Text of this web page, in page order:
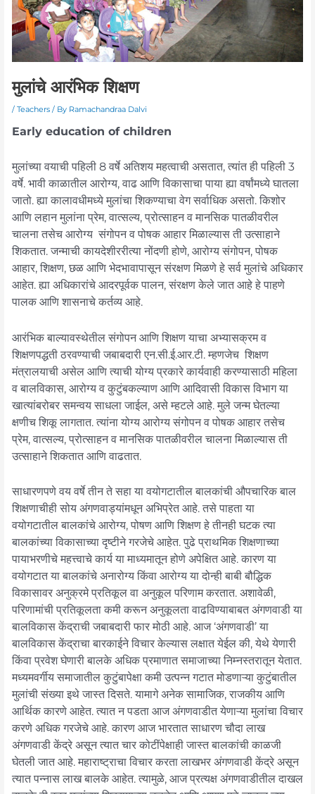
मुलांचे आरंभिक शिक्षण
/ Teachers/ By Ramachandraa Dalvi
Early education of children
मुलांच्या वयाची पहिली 8 वर्षे अतिशय महत्वाची असतात, त्यांत ही पहिली 3
वर्षे. भावी काळातील आरोग्य, वाढ आणि विकासाचा पाया ह्या वर्षांमध्ये घातला
जातो. ह्या कालावधीमध्ये मुलांचा शिकण्याचा वेग सर्वाधिक असतो. किशोर
आणि लहान मुलांना प्रेम, वात्सल्य, प्रोत्साहन व मानसिक पातळीवरील
चालना तसेच आरोग्य संगोपन व पोषक आहार मिळाल्यास ती उत्साहाने
शिकतात. जन्माची कायदेशीररीत्या नोंदणी होणे, आरोग्य संगोपन, पोषक
आहार, शिक्षण, छळ आणि भेदभावापासून संरक्षण मिळणे हे सर्व मुलांचे अधिकार
आहेत. ह्या अधिकारांचे आदरपूर्वक पालन, संरक्षण केले जात आहे हे पाहणे
पालक आणि शासनाचे कर्तव्य आहे.
आरंभिक बाल्यावस्थेतील संगोपन आणि शिक्षण याचा अभ्यासक्रम व
शिक्षणपद्धती ठरवण्याची जबाबदारी एन.सी.ई.आर.टी. म्हणजेच शिक्षण
मंत्रालयाची असेल आणि त्याची योग्य प्रकारे कार्यवाही करण्यासाठी महिला
व बालविकास, आरोग्य व कुटुंबकल्याण आणि आदिवासी विकास विभाग या
खात्यांबरोबर समन्वय साधला जाईल, असे म्हटले आहे. मुले जन्म घेतल्या
क्षणीच शिकू लागतात. त्यांना योग्य आरोग्य संगोपन व पोषक आहार तसेच
प्रेम, वात्सल्य, प्रोत्साहन व मानसिक पातळीवरील चालना मिळाल्यास ती
उत्साहाने शिकतात आणि वाढतात.
साधारणपणे वय वर्षे तीन ते सहा या वयोगटातील बालकांची औपचारिक बाल
शिक्षणाचीही सोय अंगणवाड्यांमधून अभिप्रेत आहे. तसे पाहता या
वयोगटातील बालकांचे आरोग्य, पोषण आणि शिक्षण हे तीनही घटक त्या
बालकांच्या विकासाच्या दृष्टीने गरजेचे आहेत. पुढे प्राथमिक शिक्षणाच्या
पायाभरणीचे महत्त्वाचे कार्य या माध्यमातून होणे अपेक्षित आहे. कारण या
वयोगटात या बालकांचे अनारोग्य किंवा आरोग्य या दोन्ही बाबी बौद्धिक
विकासावर अनुक्रमे प्रतिकूल वा अनुकूल परिणाम करतात. अशावेळी,
परिणामांची प्रतिकूलता कमी करून अनुकूलता वाढविण्याबाबत अंगणवाडी या
बालविकास केंद्राची जबाबदारी फार मोठी आहे. आज ‘अंगणवाडी’ या
बालविकास केंद्राचा बारकाईने विचार केल्यास लक्षात येईल की, येथे येणारी
किंवा प्रवेश घेणारी बालके अधिक प्रमाणात समाजाच्या निम्नस्तरातून येतात.
मध्यमवर्गीय समाजातील कुटुंबापेक्षा कमी उत्पन्न गटात मोडणाऱ्या कुटुंबातील
मुलांची संख्या इथे जास्त दिसते. यामागे अनेक सामाजिक, राजकीय आणि
आर्थिक कारणे आहेत. त्यात न पडता आज अंगणवाडीत येणाऱ्या मुलांचा विचार
करणे अधिक गरजेचे आहे. कारण आज भारतात साधारण चौदा लाख
अंगणवाडी केंद्रे असून त्यात चार कोटींपेक्षाही जास्त बालकांची काळजी
घेतली जात आहे. महाराष्ट्राचा विचार करता लाखभर अंगणवाडी केंद्रे असून
त्यात पन्नास लाख बालके आहेत. त्यामुळे, आज प्रत्यक्ष अंगणवाडीतील दाखल